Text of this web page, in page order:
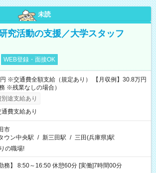
未読
究活動の支援／大学スタッフ
WEB登録・面接OK
※交通費全額支給（規定あり） 【月収例】30.8万円
※残業なしの場合）
途支給あり
通費支給あり
市
ウン中央駅 / 新三田駅 / 三田(兵庫県)駅
の職場!
務】 8:50～16:50 休憩60分 [実働]7時間00分